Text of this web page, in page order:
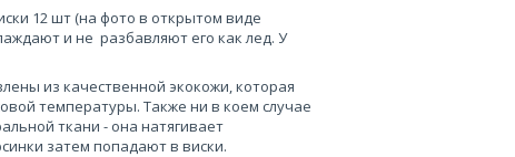
12 шт (на фото в открытом виде
и не разбавляют его как лед. У
из качественной экокожи, которая
температуры. Также ни в коем случае
ткани - она натягивает
затем попадают в виски.